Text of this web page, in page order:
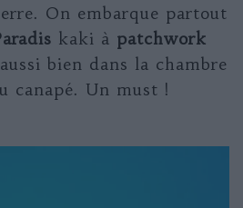
On embarque partout
kaki à patchwork
bien dans la chambre
canapé. Un must !